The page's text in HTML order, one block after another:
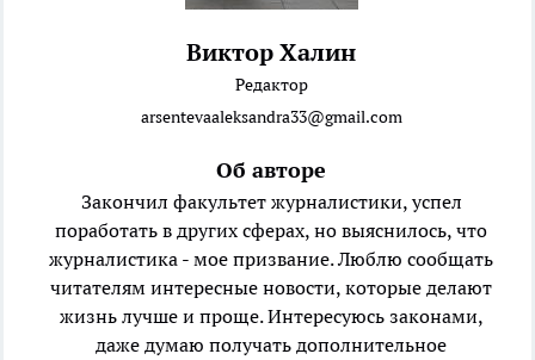
Виктор Халин
Редактор
arsentevaaleksandra33@gmail.com
Об авторе
Закончил факультет журналистики, успел
поработать в других сферах, но выяснилось, что
журналистика - мое призвание. Люблю сообщать
читателям интересные новости, которые делают
жизнь лучше и проще. Интересуюсь законами,
даже думаю получать дополнительное